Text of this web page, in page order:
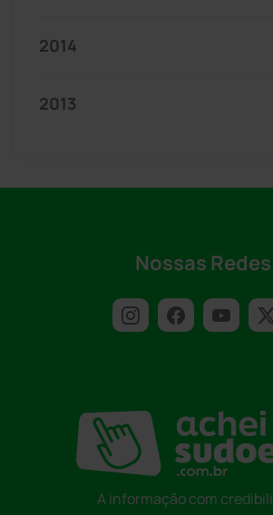
2014
2013
Nossas Redes
A informação com